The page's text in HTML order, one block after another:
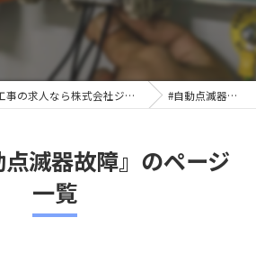
岡山県岡山市の電気工事の求人なら株式会社ジーシーデイ #自動点滅器故障
滅器故障』のページ
一覧